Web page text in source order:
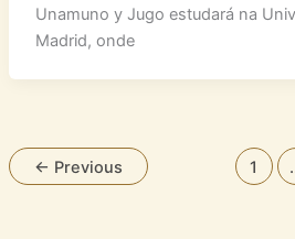
Unamuno y Jugo estudará na
Madrid, onde
← Previous 1